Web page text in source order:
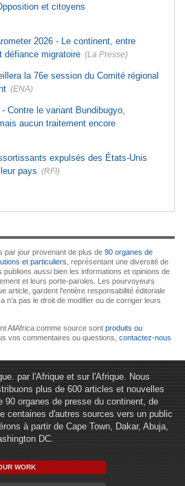
et citoyens
2026 - Le continent, entre
défiance migratoire (La Presse)
la 76e session du Comité régional
(ENA)
- Contre le variant Bundibugyo,
aucun traitement encore
expulsés des États-Unis
pays (RFI)
par jour provenant de plus de 90 organes de
et particuliers , représentant une diversité de
aussi bien les informations et opinions de
et leurs porte-paroles. Les pourvoyeurs
article, gardent l'entière responsabilité éditoriale
n'a pas le droit de modifier ou de corriger leurs
AllAfrica comme source sont produits ou
vos commentaires ou questions, contactez-nous
par l'Afrique et sur l'Afrique. Nous
plus de 600 articles et nouvelles
90 organes de presse du continent, de
centaines d'autres sources vers un public
à partir de Cape Town, Dakar, Abuja,
DC.
WORK